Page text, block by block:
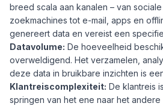
breed scala aan kanalen – van
zoekmachines tot e-mail, apps en
genereert data en vereist een
Datavolume: De hoeveelheid
overweldigend. Het verzamelen,
deze data in bruikbare inzichten is
Klantreiscomplexiteit: De klantreis
springen van het ene naar het